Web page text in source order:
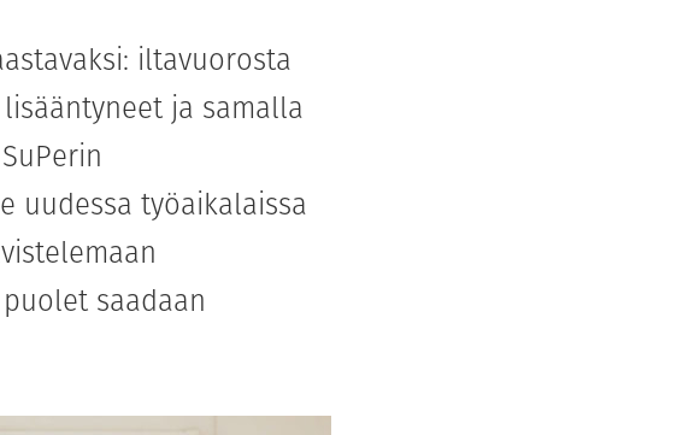
iltavuorosta
ja samalla
uudessa työaikalaissa
saadaan